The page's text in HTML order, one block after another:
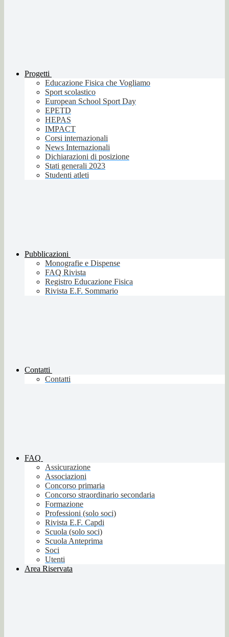
Progetti
Educazione Fisica che Vogliamo
Sport scolastico
European School Sport Day
EPETD
HEPAS
IMPACT
Corsi internazionali
News Internazionali
Dichiarazioni di posizione
Stati generali 2023
Studenti atleti
Pubblicazioni
Monografie e Dispense
FAQ Rivista
Registro Educazione Fisica
Rivista E.F. Sommario
Contatti
Contatti
FAQ
Assicurazione
Associazioni
Concorso primaria
Concorso straordinario secondaria
Formazione
Professioni (solo soci)
Rivista E.F. Capdi
Scuola (solo soci)
Scuola Anteprima
Soci
Utenti
Area Riservata